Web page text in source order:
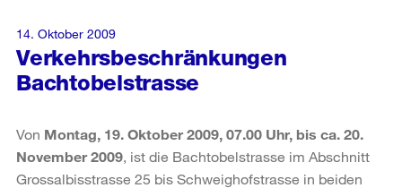
Verkehrsbeschränkungen
Bachtobelstrasse
14. Oktober 2009
Von Montag, 19. Oktober 2009, 07.00 Uhr, bis ca. 20.
November 2009 , ist die Bachtobelstrasse im Abschnitt
Grossalbisstrasse 25 bis Schweighofstrasse in beiden